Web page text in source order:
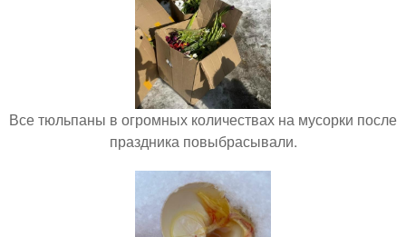
Все тюльпаны в огромных количествах на мусорки после
праздника повыбрасывали.